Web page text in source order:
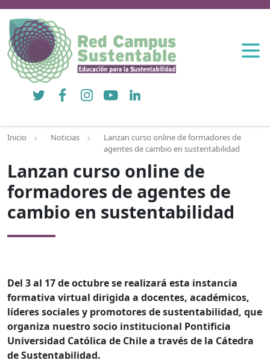
Twitter FacebookInstagramYouTubeLinkedIn
Inicio Noticias
Lanzan curso online de formadores de
agentes de cambio en sustentabilidad
Lanzan curso online de
formadores de agentes de
cambio en sustentabilidad
Del 3 al 17 de octubre se realizará esta instancia
formativa virtual dirigida a docentes, académicos,
líderes sociales y promotores de sustentabilidad, que
organiza nuestro socio institucional Pontificia
Universidad Católica de Chile a través de la Cátedra
de Sustentabilidad.